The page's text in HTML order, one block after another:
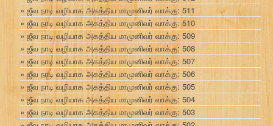
ஜீவ நாடி வழியாக அகத்திய மாமுனிவர் வாக்கு: 511
ஜீவ நாடி வழியாக அகத்திய மாமுனிவர் வாக்கு: 510
ஜீவ நாடி வழியாக அகத்திய மாமுனிவர் வாக்கு: 509
ஜீவ நாடி வழியாக அகத்திய மாமுனிவர் வாக்கு: 508
ஜீவ நாடி வழியாக அகத்திய மாமுனிவர் வாக்கு: 507
ஜீவ நாடி வழியாக அகத்திய மாமுனிவர் வாக்கு: 506
ஜீவ நாடி வழியாக அகத்திய மாமுனிவர் வாக்கு: 505
ஜீவ நாடி வழியாக அகத்திய மாமுனிவர் வாக்கு: 504
ஜீவ நாடி வழியாக அகத்திய மாமுனிவர் வாக்கு: 503